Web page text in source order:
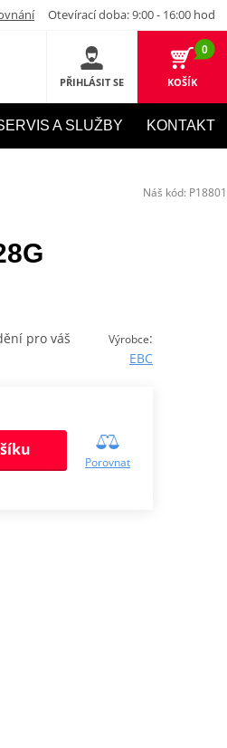
Otevírací doba: 9:00 - 16:00 hod
PŘIHLÁSIT SE
0
KOŠÍK
A SLUŽBY KONTAKT
Výrobce:
EBC
pro váš
Porovnat
Náš kód: P18801